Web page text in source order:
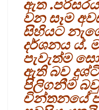
ඇත
වන සෑම
සිහියට
දර්ශනය ය්.
පැවැත්ම
ඇති බව
පිලිගනීම
චින්තනයේ